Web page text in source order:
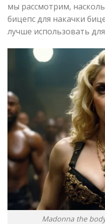
мы рассмотрим,
бицепс для накачки
лучше использовать
Madonna the